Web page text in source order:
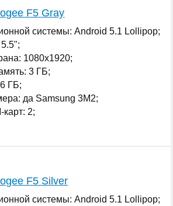
F5 Gray
системы: Android 5.1 Lollipop;
1080x1920;
3 ГБ;
ГБ;
да Samsung 3M2;
карт: 2;
F5 Silver
системы: Android 5.1 Lollipop;